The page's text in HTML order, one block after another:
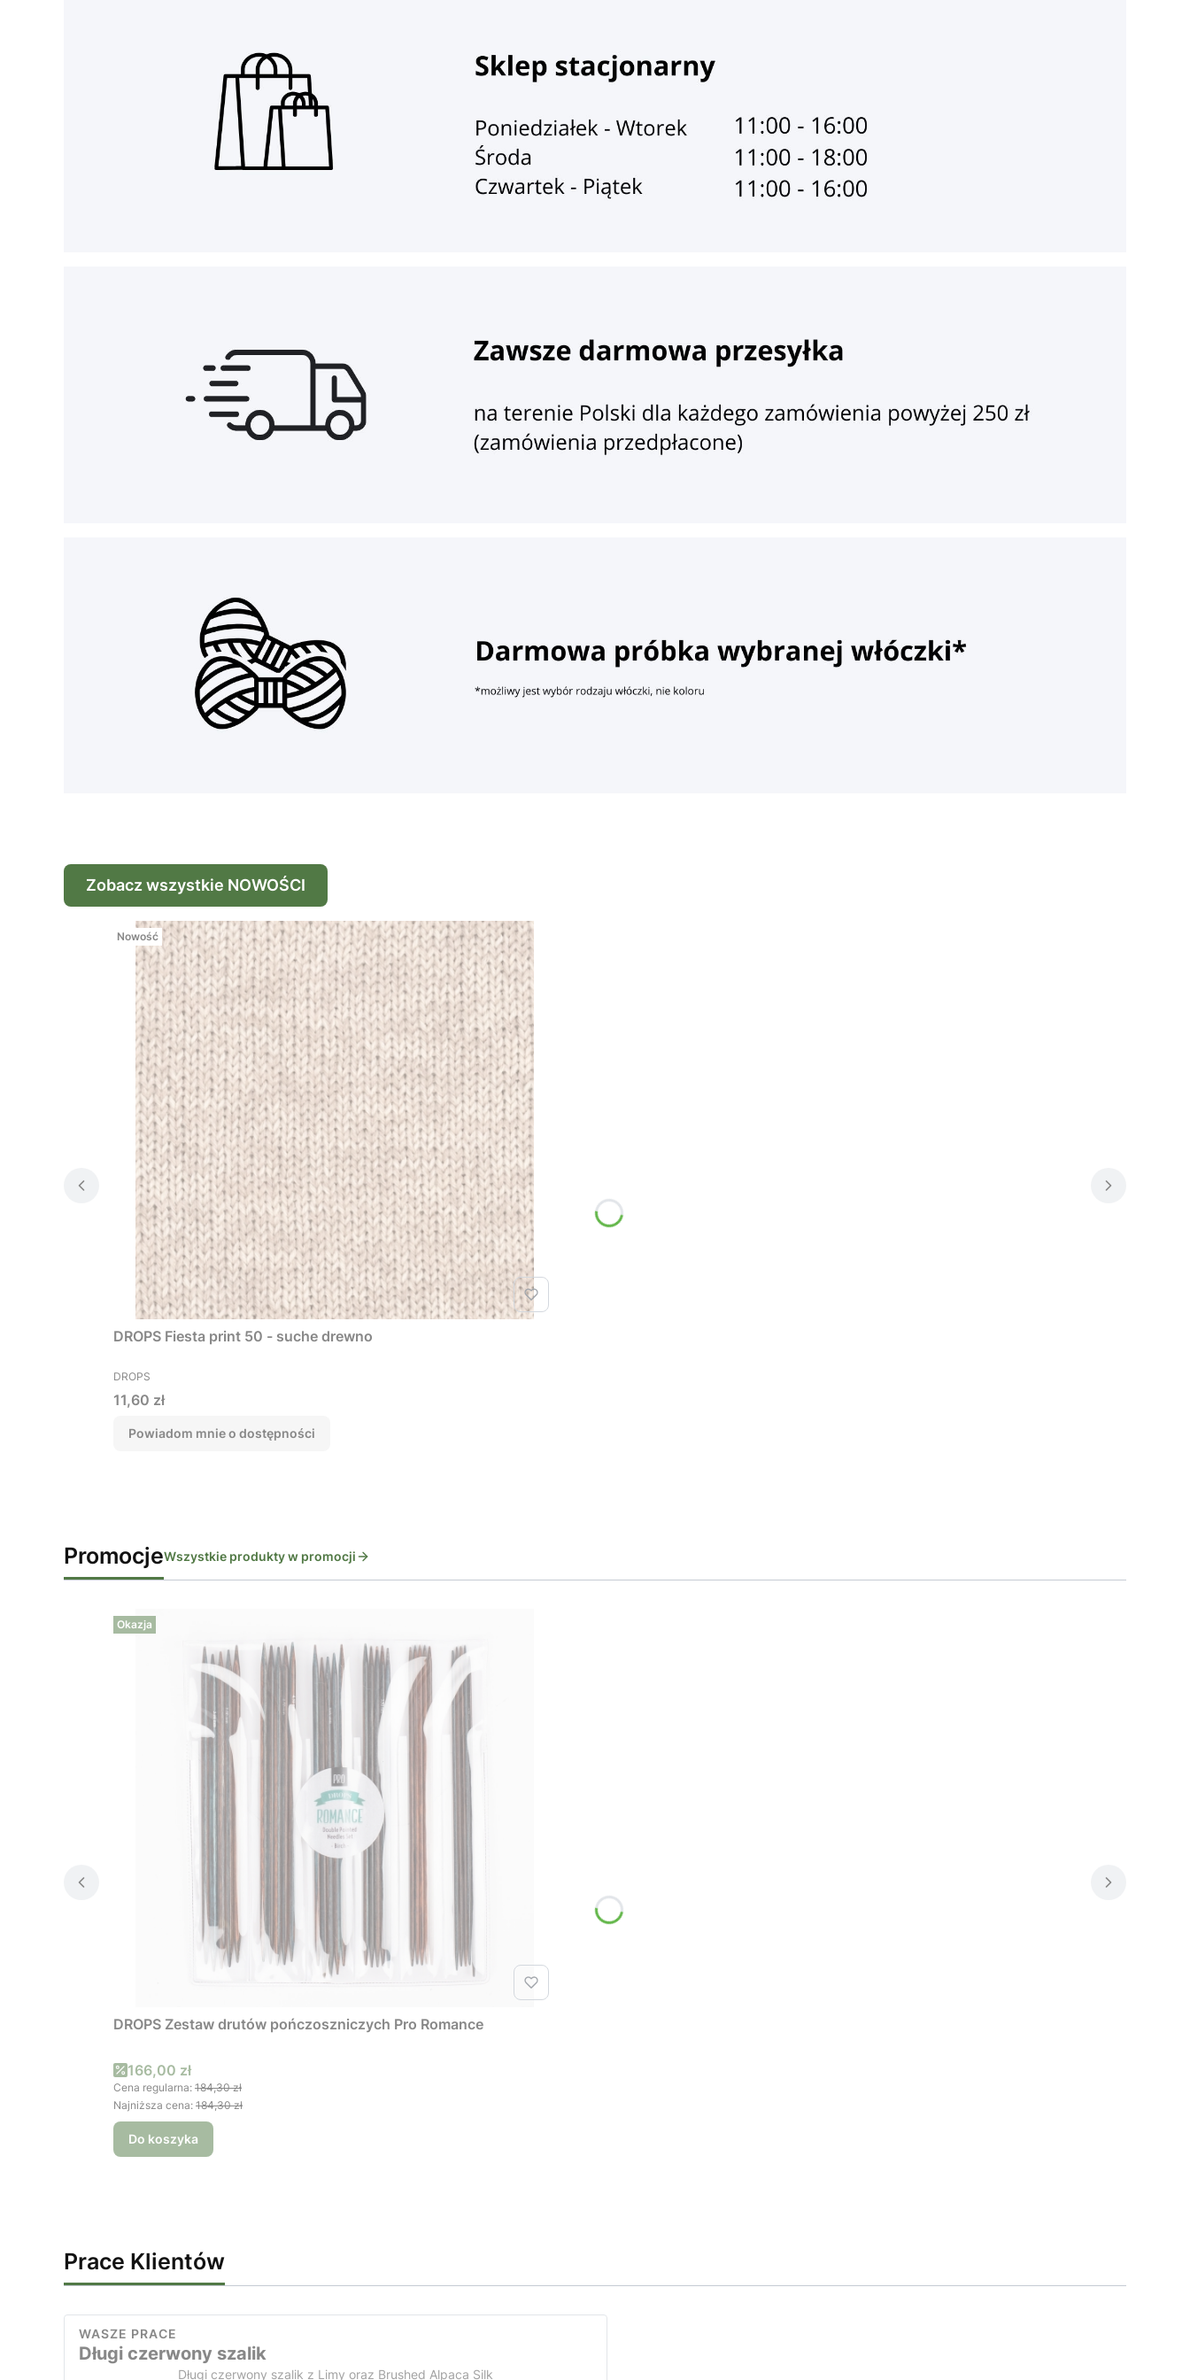
Zobacz wszystkie NOWOŚCI
Nowość
DROPS Fiesta print 50 - suche drewno
PRODUCENT
DROPS
Cena
11,60 zł
Powiadom mnie o dostępności
PromocjeWszystkie produkty w promocji
Okazja
DROPS Zestaw drutów pończoszniczych Pro Romance
Cena promocyjna
166,00 zł
Cena regularna: 184,30 zł
Najniższa cena: 184,30 zł
Do koszyka
Prace Klientów
WASZE PRACE
Długi czerwony szalik
Długi czerwony szalik z Limy oraz Brushed Alpaca Silk